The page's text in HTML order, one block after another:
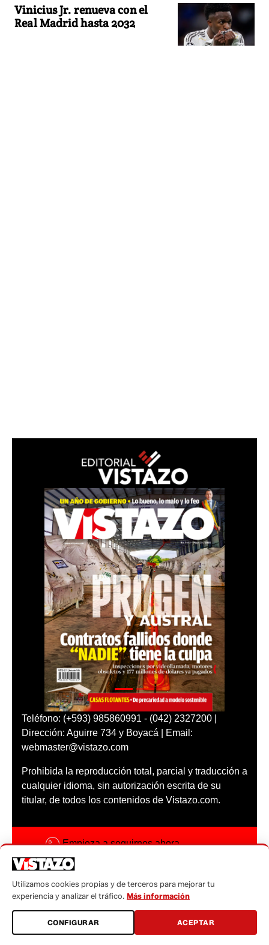
Vinicius Jr. renueva con el
Real Madrid hasta 2032
Teléfono: (+593) 985860991 - (042) 2327200 |
Dirección: Aguirre 734 y Boyacá | Email:
webmaster@vistazo.com
Prohibida la reproducción total, parcial y traducción a
cualquier idioma, sin autorización escrita de su
titular, de todos los contenidos de Vistazo.com.
Empieza a seguirnos ahora
Código ética
Sugerencias a:
sugerencias@vistazo.com
Utilizamos cookies propias y de terceros para mejorar tu
experiencia y analizar el tráfico. Más información
CONFIGURAR ACEPTAR